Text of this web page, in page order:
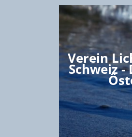
Verein
Schweiz -